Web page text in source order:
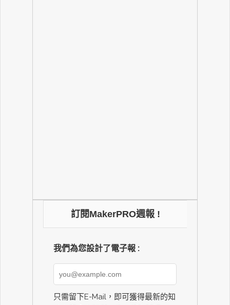
訂閱MakerPRO週報 !
我們為您設計了電子報 :
只需留下E-Mail，即可獲得最新的知